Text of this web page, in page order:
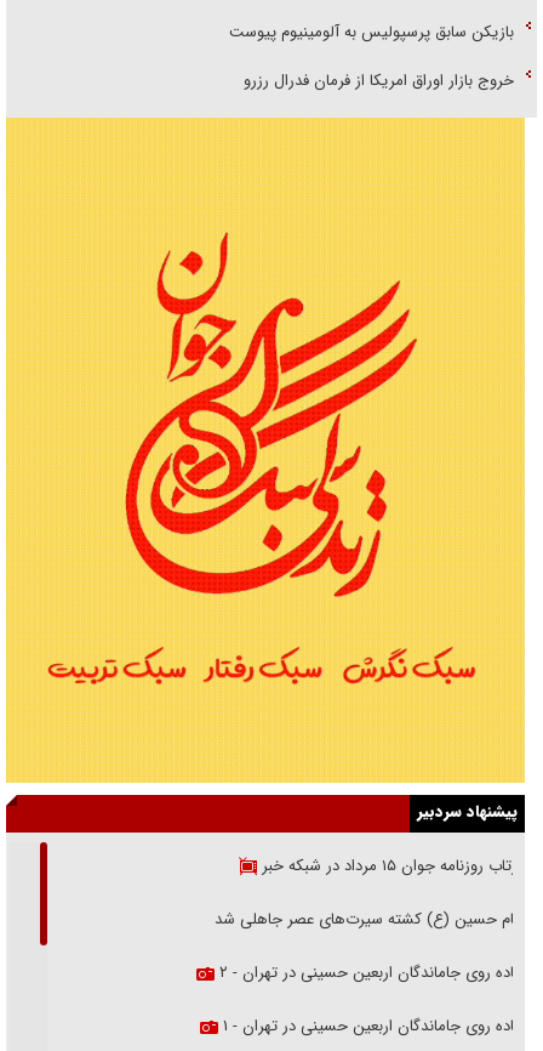
بازیکن سابق پرسپولیس به آلومینیوم پیوست
خروج بازار اوراق امریکا از فرمان فدرال رزرو
پیشنهاد سردبیر
بازتاب روزنامه جوان ۱۵ مرداد در شبکه خبر
امام حسین (ع) کشته سیرت‌های عصر جاهلی شد
پیاده روی جاماندگان اربعین حسینی در تهران - ۲
پیاده روی جاماندگان اربعین حسینی در تهران - ۱